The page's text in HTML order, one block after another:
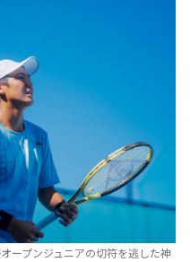
ープンジュニアの切符を逃した神